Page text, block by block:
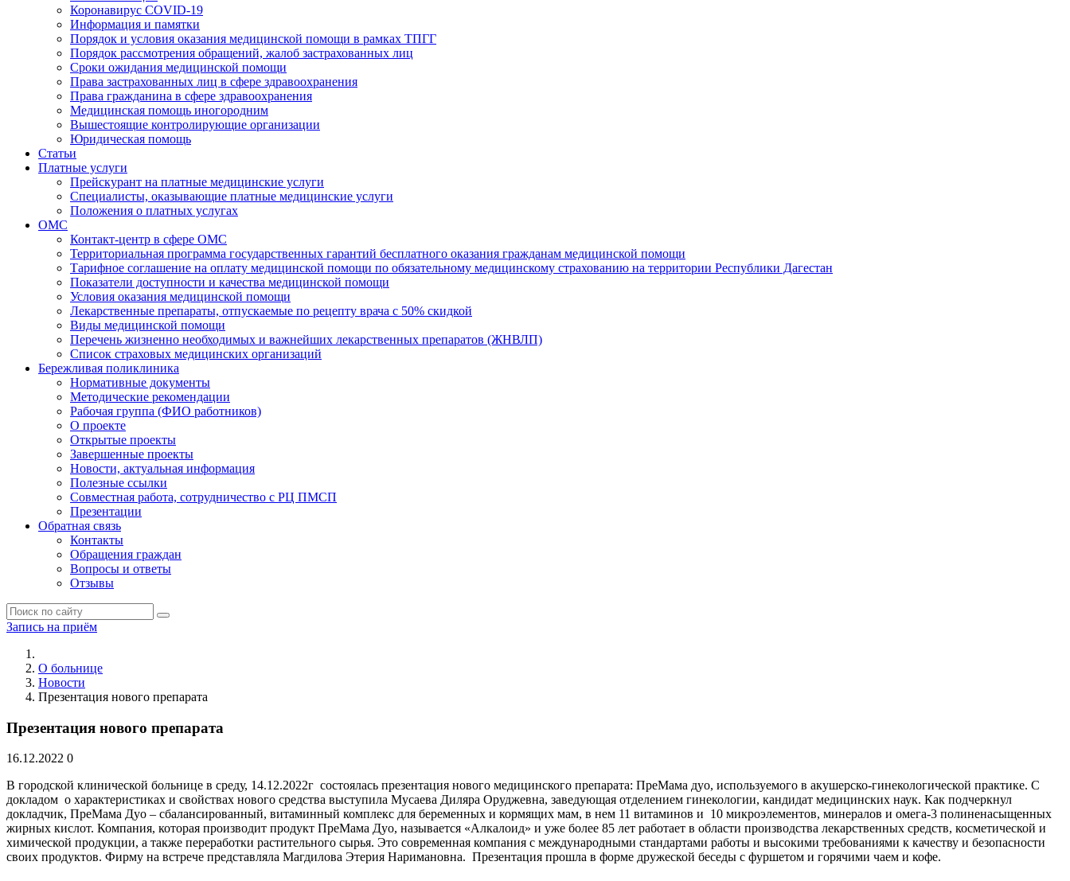
Коронавирус COVID-19
Информация и памятки
Порядок и условия оказания медицинской помощи в рамках ТПГГ
Порядок рассмотрения обращений, жалоб застрахованных лиц
Сроки ожидания медицинской помощи
Права застрахованных лиц в сфере здравоохранения
Права гражданина в сфере здравоохранения
Медицинская помощь иногородним
Вышестоящие контролирующие организации
Юридическая помощь
Статьи
Платные услуги
Прейскурант на платные медицинские услуги
Специалисты, оказывающие платные медицинские услуги
Положения о платных услугах
ОМС
Контакт-центр в сфере ОМС
Территориальная программа государственных гарантий бесплатного оказания гражданам медицинской помощи
Тарифное соглашение на оплату медицинской помощи по обязательному медицинскому страхованию на территории Республики Дагестан
Показатели доступности и качества медицинской помощи
Условия оказания медицинской помощи
Лекарственные препараты, отпускаемые по рецепту врача с 50% скидкой
Виды медицинской помощи
Перечень жизненно необходимых и важнейших лекарственных препаратов (ЖНВЛП)
Список страховых медицинских организаций
Бережливая поликлиника
Нормативные документы
Методические рекомендации
Рабочая группа (ФИО работников)
О проекте
Открытые проекты
Завершенные проекты
Новости, актуальная информация
Полезные ссылки
Совместная работа, сотрудничество с РЦ ПМСП
Презентации
Обратная связь
Контакты
Обращения граждан
Вопросы и ответы
Отзывы
Запись на приём
О больнице
Новости
Презентация нового препарата
Презентация нового препарата
16.12.2022 0
В городской клинической больнице в среду, 14.12.2022г состоялась презентация нового медицинского препарата: ПреМама дуо, используемого в акушерско-гинекологической практике. С
докладом о характеристиках и свойствах нового средства выступила Мусаева Диляра Оруджевна, заведующая отделением гинекологии, кандидат медицинских наук. Как подчеркнул
докладчик, ПреМама Дуо – сбалансированный, витаминный комплекс для беременных и кормящих мам, в нем 11 витаминов и 10 микроэлементов, минералов и омега-3 полиненасыщенных
жирных кислот. Компания, которая производит продукт ПреМама Дуо, называется «Алкалоид» и уже более 85 лет работает в области производства лекарственных средств, косметической и
химической продукции, а также переработки растительного сырья. Это современная компания с международными стандартами работы и высокими требованиями к качеству и безопасности
своих продуктов. Фирму на встрече представляла Магдилова Этерия Наримановна. Презентация прошла в форме дружеской беседы с фуршетом и горячими чаем и кофе.